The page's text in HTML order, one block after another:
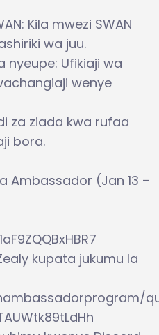
Kila mwezi SWAN
wa juu.
nyeupe: Ufikiaji wa
wenye
za ziada kwa rufaa
bora.
Ambassador (Jan 13 –
kupata jukumu la